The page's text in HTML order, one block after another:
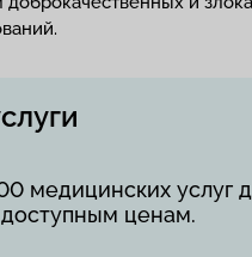
медицинских услуг
ценам.